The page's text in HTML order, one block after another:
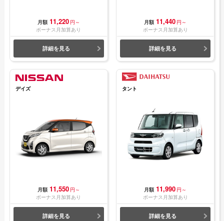
月額 11,220 円～
ボーナス月加算あり
詳細を見る
月額 11,440 円～
ボーナス月加算あり
詳細を見る
デイズ
月額 11,550 円～
ボーナス月加算あり
詳細を見る
タント
月額 11,990 円～
ボーナス月加算あり
詳細を見る